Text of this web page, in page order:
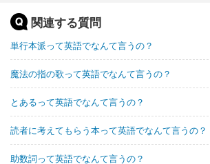
関連する質問
単行本派って英語でなんて言うの？
魔法の指の歌って英語でなんて言うの？
とあるって英語でなんて言うの？
読者に考えてもらう本って英語でなんて言うの？
助数詞って英語でなんて言うの？